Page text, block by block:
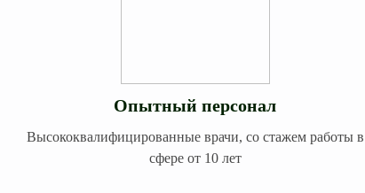
Опытный персонал
Высококвалифицированные врачи, со стажем работы в
сфере от 10 лет